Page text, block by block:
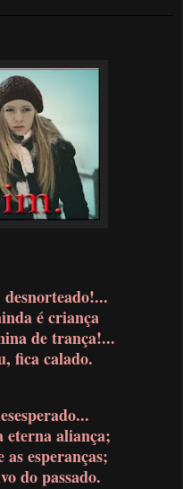
é criança
de trança!...
fica calado.
eterna aliança;
as esperanças;
do passado.